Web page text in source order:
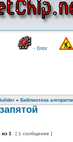
- блог
» Библиотека
из 1 [ 1 сообщение ]